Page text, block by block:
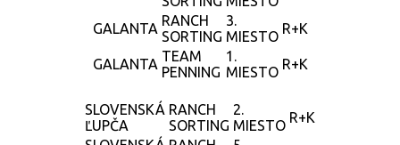
GALANTA RANCH
SORTING
3.
MIESTO R+K
GALANTA TEAM
PENNING
1.
MIESTO R+K
SLOVENSKÁ
ĽUPČA
RANCH
SORTING
2.
MIESTO R+K